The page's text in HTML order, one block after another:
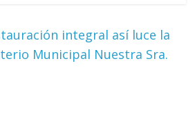
integral así luce la
Municipal Nuestra Sra.